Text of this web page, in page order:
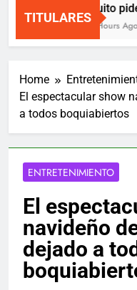
TITULARES
Quito
2 Hours Ago
Home
El espectacular show
a todos boquiabiertos
ENTRETENIMIENTO
El
navideño
dejado a